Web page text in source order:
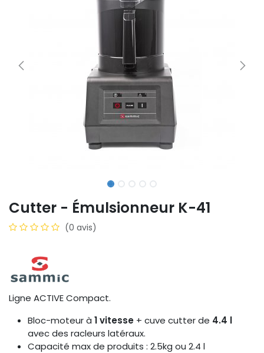
Cutter - Émulsionneur K-41
(0 avis)
Ligne ACTIVE Compact.
Bloc-moteur à 1 vitesse + cuve cutter de 4.4 l
avec des racleurs latéraux.
Capacité max de produits : 2.5kg ou 2.4 l